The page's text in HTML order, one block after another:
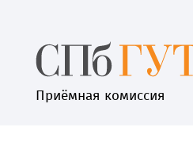
Приёмная комиссия